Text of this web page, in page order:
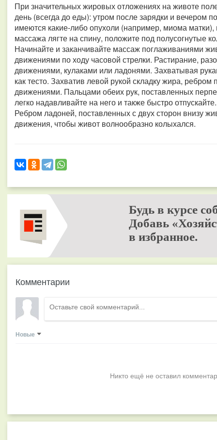
При значительных жировых отложениях на животе
день (всегда до еды): утром после зарядки и вечером
имеются какие-либо опухоли (например, миома
массажа лягте на спину, положите под полусогнутые
Начинайте и заканчивайте массаж поглаживаниями
движениями по ходу часовой стрелки. Растирание,
движениями, кулаками или ладонями. Захватывая
как тесто. Захватив левой рукой складку жира,
движениями. Пальцами обеих рук, поставленных
легко надавливайте на него и также быстро
Ребром ладоней, поставленных с двух сторон внизу
движения, чтобы живот волнообразно колыхался.
Будь в курсе
Добавь
в избранное.
Комментарии
Новые
Никто ещё не оставил